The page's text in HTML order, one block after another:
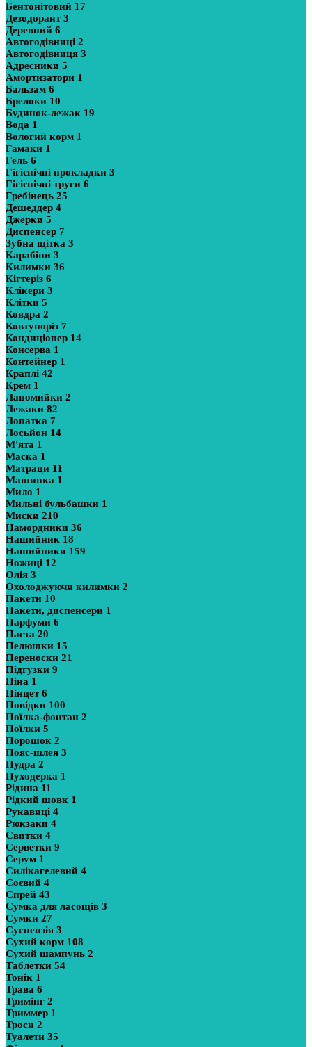
Бентонітовий 17
Дезодорант3
Деревний 6
Автогодівниці 2
Автогодівниця 3
Адресники 5
Амортизатори 1
Бальзам 6
Брелоки 10
Будинок-лежак 19
Вода 1
Вологий корм 1
Гамаки 1
Гель 6
Гігієнічні прокладки 3
Гігієнічні труси 6
Гребінець 25
Дешеддер 4
Джерки 5
Диспенсер 7
Зубна щітка 3
Карабіни 3
Килимки 36
Кігтеріз 6
Клікери 3
Клітки 5
Ковдра 2
Ковтуноріз 7
Кондиціонер 14
Консерва 1
Контейнер 1
Краплі 42
Крем 1
Лапомийки 2
Лежаки 82
Лопатка 7
Лосьйон 14
М'ята 1
Маска 1
Матраци 11
Машинка 1
Мило 1
Мильні бульбашки 1
Миски 210
Намордники 36
Нашийник 18
Нашийники 159
Ножиці 12
Олія 3
Охолоджуючи килимки 2
Пакети 10
Пакети, диспенсери 1
Парфуми 6
Паста 20
Пелюшки 15
Переноски 21
Підгузки 9
Піна 1
Пінцет6
Повідки 100
Поїлка-фонтан 2
Поїлки 5
Порошок 2
Пояс-шлея 3
Пудра 2
Пуходерка 1
Рідина 11
Рідкий шовк 1
Рукавиці 4
Рюкзаки 4
Свитки 4
Серветки 9
Серум 1
Силікагелевий 4
Соєвий 4
Спрей 43
Сумка для ласощів 3
Сумки 27
Суспензія 3
Сухий корм 108
Сухий шампунь 2
Таблетки 54
Тонік 1
Трава 6
Тримінг 2
Триммер 1
Троси 2
Туалети 35